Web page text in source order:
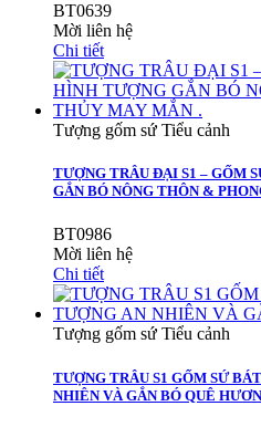
BT0639
Mời liên hệ
Chi tiết
Tượng gốm sứ Tiểu cảnh
TƯỢNG TRÂU ĐẠI S1 – GỐM
GẮN BÓ NÔNG THÔN &
BT0986
Mời liên hệ
Chi tiết
Tượng gốm sứ Tiểu cảnh
TƯỢNG TRÂU S1 GỐM SỨ
NHIÊN VÀ GẮN BÓ QUÊ